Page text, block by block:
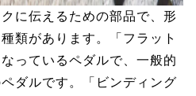
に伝えるための部品で、形
類があります。「フラット
っているペダルで、一般的
ダルです。「ビンディング